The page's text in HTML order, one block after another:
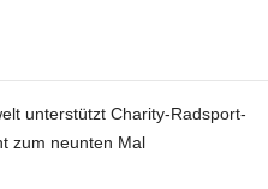
unterstützt Charity-Radsport-
zum neunten Mal